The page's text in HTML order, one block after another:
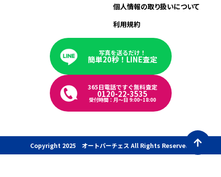
個人情報の取り扱いについて
利用規約
写真を送るだけ！
簡単20秒！LINE査定
365日電話ですぐ無料査定
0120-22-3535
受付時間：月〜日 9:00~18:00
Copyright 2025 オートパーチェス All Rights Reserved.